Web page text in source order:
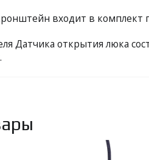
входит в комплект
Датчика открытия люка